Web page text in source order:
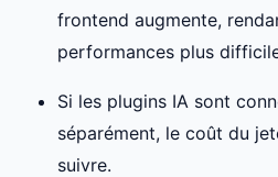
frontend augmente,
performances plus
Si les plugins IA sont
séparément, le coût du
suivre.